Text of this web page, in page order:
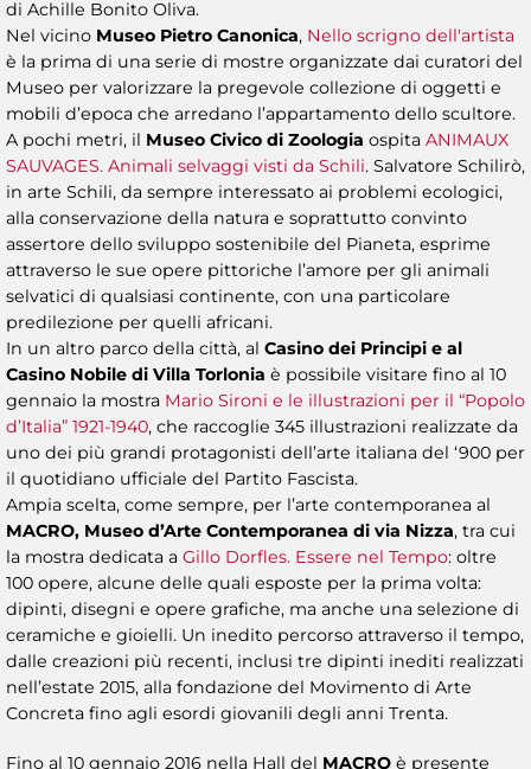
di Achille Bonito Oliva.
Nel vicino Museo Pietro Canonica, Nello scrigno dell'artista
è la prima di una serie di mostre organizzate dai curatori del
Museo per valorizzare la pregevole collezione di oggetti e
mobili d’epoca che arredano l’appartamento dello scultore.
A pochi metri, il Museo Civico di Zoologia ospita ANIMAUX
SAUVAGES. Animali selvaggi visti da Schili. Salvatore Schilirò,
in arte Schili, da sempre interessato ai problemi ecologici,
alla conservazione della natura e soprattutto convinto
assertore dello sviluppo sostenibile del Pianeta, esprime
attraverso le sue opere pittoriche l’amore per gli animali
selvatici di qualsiasi continente, con una particolare
predilezione per quelli africani.
In un altro parco della città, al Casino dei Principi e al
Casino Nobile di Villa Torlonia è possibile visitare fino al 10
gennaio la mostra Mario Sironi e le illustrazioni per il “Popolo
d’Italia” 1921-1940, che raccoglie 345 illustrazioni realizzate da
uno dei più grandi protagonisti dell’arte italiana del ‘900 per
il quotidiano ufficiale del Partito Fascista.
Ampia scelta, come sempre, per l’arte contemporanea al
MACRO, Museo d’Arte Contemporanea di via Nizza, tra cui
la mostra dedicata a Gillo Dorfles. Essere nel Tempo: oltre
100 opere, alcune delle quali esposte per la prima volta:
dipinti, disegni e opere grafiche, ma anche una selezione di
ceramiche e gioielli. Un inedito percorso attraverso il tempo,
dalle creazioni più recenti, inclusi tre dipinti inediti realizzati
nell’estate 2015, alla fondazione del Movimento di Arte
Concreta fino agli esordi giovanili degli anni Trenta.
Fino al 10 gennaio 2016 nella Hall del MACRO è presente